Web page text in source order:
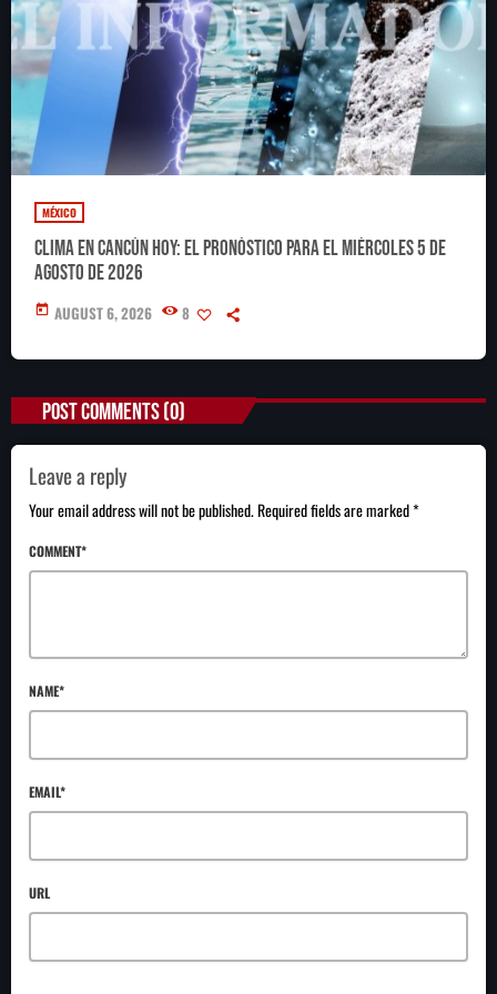
MÉXICO
Clima en Cancún hoy: el pronóstico para el miércoles 5 de
agosto de 2026
today AUGUST 6, 2026 8
POST COMMENTS (0)
Leave a reply
Your email address will not be published. Required fields are marked *
COMMENT*
NAME*
EMAIL*
URL